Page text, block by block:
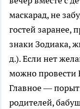
маскарад, не
гостей заранее,
знаки Зодиака,
д.). Если нет
можно провести
Главное —
родителей,